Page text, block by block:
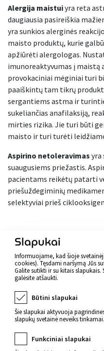
Alergija maistuiyra reta
daugiausia pasireiškia
yra sunkios alerginės
maisto produktų, kurie
apžiūrėti alergologas.
imunoreaktyvumas į maistą
provokaciniai mėginiai turi
paaiškintų tam tikrų
sergantiems astma ir
sukeliančias anafilaksiją,
mirties rizika. Jie turi būti
maisto ir turi turėti
Aspirino netoleravimas yra
suaugusiems priežastis.
pacientams reikėtų patarti
priešuždegiminių
selektyviai prieš
Atgal
Slapukai
Informuojame, kad šioje
cookies). Tęsdami naršymą Jūs
Galite sutikti ir su kitais
galėsite atšaukti.
Būtini slapukai
Šie slapukai aktyvuoja
slapukų svetainė neveiks tinkamai.
Funkciniai slapukai